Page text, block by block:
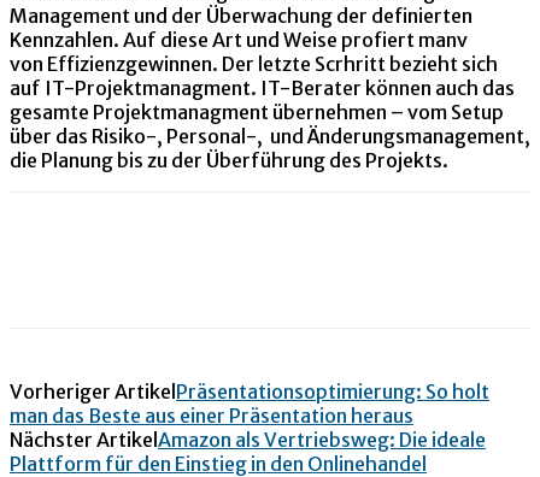
Management und der Überwachung der definierten
Kennzahlen. Auf diese Art und Weise profiert manv
von Effizienzgewinnen. Der letzte Scrhritt bezieht sich
auf IT-Projektmanagment. IT-Berater können auch das
gesamte Projektmanagment übernehmen – vom Setup
über das Risiko-, Personal-, und Änderungsmanagement,
die Planung bis zu der Überführung des Projekts.
Vorheriger ArtikelPräsentationsoptimierung: So holt
man das Beste aus einer Präsentation heraus
Nächster ArtikelAmazon als Vertriebsweg: Die ideale
Plattform für den Einstieg in den Onlinehandel